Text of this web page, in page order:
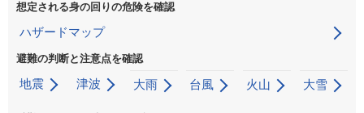
想定される身の回りの危険を確認
ハザードマップ
避難の判断と注意点を確認
地震 津波 大雨 台風 火山 大雪